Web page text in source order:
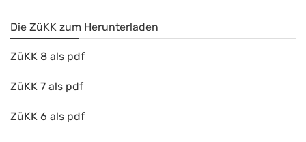
Die ZüKK zum Herunterladen
ZüKK 8 als pdf
ZüKK 7 als pdf
ZüKK 6 als pdf